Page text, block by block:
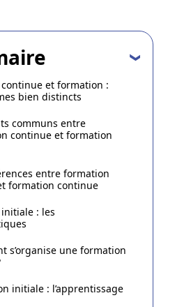
et formation :
bien distincts
communs entre
continue et formation
entre formation
formation continue
: les
s’organise une formation
initiale : l’apprentissage